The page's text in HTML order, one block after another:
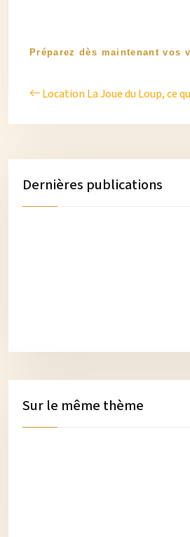
Préparez dès maintenant vos
Location La Joue du Loup, ce
Dernières publications
Sur le même thème